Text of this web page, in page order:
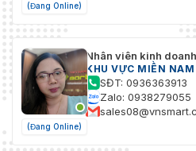
(Đang Online)
(Đang Online)
Nhân viên kinh
KHU VỰC MIỀN NAM
SĐT: 0936363913
Zalo: 0938279055